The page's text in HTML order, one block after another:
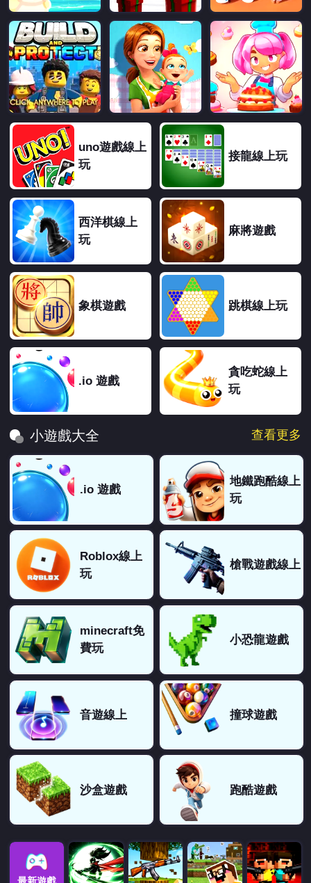
uno遊戲線上
玩
接龍線上玩
西洋棋線上
玩
麻將遊戲
象棋遊戲 跳棋線上玩
.io 遊戲
貪吃蛇線上
玩
小遊戲大全 查看更多
.io 遊戲
地鐵跑酷線上
玩
Roblox線上
玩
槍戰遊戲線上
minecraft免
費玩
小恐龍遊戲
音遊線上 撞球遊戲
沙盒遊戲 跑酷遊戲